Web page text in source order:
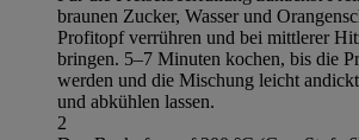
braunen Zucker, Wasser und
Profitopf verrühren und bei mittlerer
bringen. 5–7 Minuten kochen, bis die
werden und die Mischung leicht
und abkühlen lassen.
2